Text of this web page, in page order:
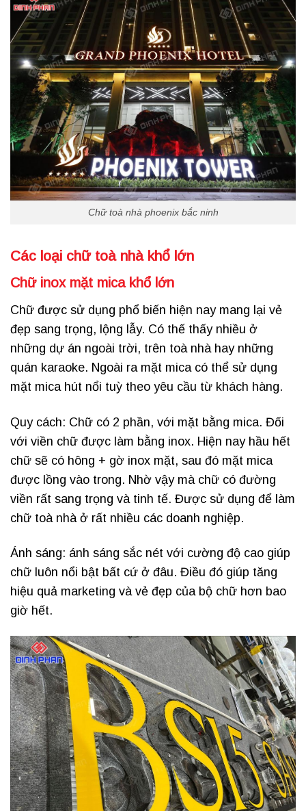
Chữ toà nhà phoenix bắc ninh
Các loại chữ toà nhà khổ lớn
Chữ inox mặt mica khổ lớn
Chữ được sử dụng phổ biến hiện nay mang lại vẻ
đẹp sang trọng, lộng lẫy. Có thế thấy nhiều ở
những dự án ngoài trời, trên toà nhà hay những
quán karaoke. Ngoài ra mặt mica có thể sử dụng
mặt mica hút nổi tuỳ theo yêu cầu từ khách hàng.
Quy cách: Chữ có 2 phần, với mặt bằng mica. Đối
với viền chữ được làm bằng inox. Hiện nay hầu hết
chữ sẽ có hông + gờ inox mặt, sau đó mặt mica
được lồng vào trong. Nhờ vậy mà chữ có đường
viền rất sang trọng và tinh tế. Được sử dụng để làm
chữ toà nhà ở rất nhiều các doanh nghiệp.
Ánh sáng: ánh sáng sắc nét với cường độ cao giúp
chữ luôn nổi bật bất cứ ở đâu. Điều đó giúp tăng
hiệu quả marketing và vẻ đẹp của bộ chữ hơn bao
giờ hết.